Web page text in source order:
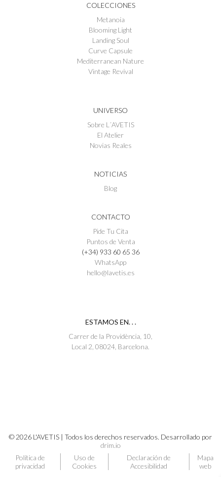
COLECCIONES
Metanoia
Blooming Light
Landing Soul
Curve Capsule
Mediterranean Nature
Vintage Revival
UNIVERSO
Sobre L´AVETIS
El Atelier
Novias Reales
NOTICIAS
Blog
CONTACTO
Pide Tu Cita
Puntos de Venta
(+34) 933 60 65 36
WhatsApp
hello@lavetis.es
ESTAMOS EN. . .
Carrer de la Providència, 10,
Local 2, 08024, Barcelona.
© 2026 L'AVETIS | Todos los derechos reservados. Desarrollado por
drim.io
Política de
privacidad
Uso de
Cookies
Declaración de
Accesibilidad
Mapa
web